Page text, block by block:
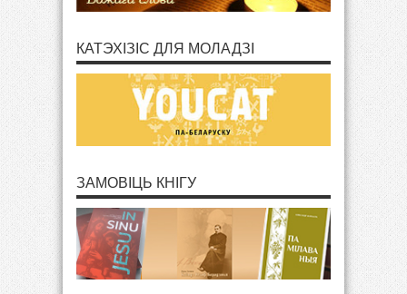
КАТЭХІЗІС ДЛЯ МОЛАДЗІ
ЗАМОВІЦЬ КНІГУ